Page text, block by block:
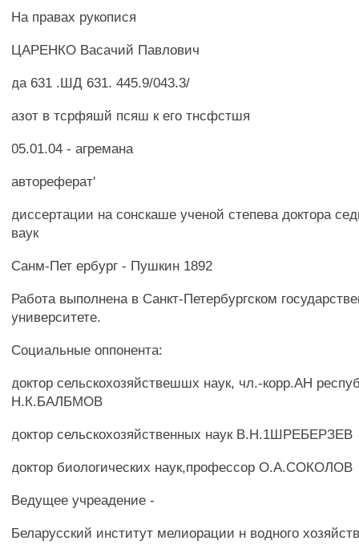
На правах рукопися
ЦАРЕНКО Васачий Павлович
да 631 .ШД 631. 445.9/043.3/
азот в тсрфяшй псяш к его тнсфстшя
05.01.04 - агремана
автореферат'
диссертации на сонскаше ученой степева доктора
ваук
Санм-Пет ербург - Пушкин 1892
Работа выполнена в Санкт-Петербургском
университете.
Социальные оппонента:
доктор сельскохозяйствешшх наук, чл.-корр.АН
Н.К.БАЛБМОВ
доктор сельскохозяйственных наук В.Н.1ШРЕБЕРЗЕВ
доктор биологических наук,профессор О.А.СОКОЛОВ
Ведущее учреадение -
Беларусский институт мелиорации н водного